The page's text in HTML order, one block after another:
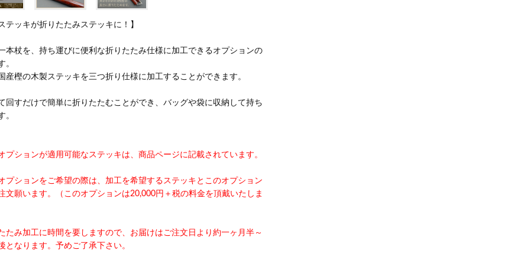
テッキが折りたたみステッキに！】
本杖を、持ち運びに便利な折りたたみ仕様に加工できるオプションの
。
産樫の木製ステッキを三つ折り仕様に加工することができます。
回すだけで簡単に折りたたむことができ、バッグや袋に収納して持ち
。
プションが適用可能なステッキは、商品ページに記載されています。
プションをご希望の際は、加工を希望するステッキとこのオプション
文願います。（このオプションは20,000円＋税の料金を頂戴いたしま
たみ加工に時間を要しますので、お届けはご注文日より約一ヶ月半～
となります。予めご了承下さい。